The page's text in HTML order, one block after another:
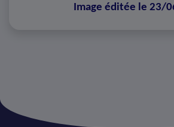
Image éditée le 23/